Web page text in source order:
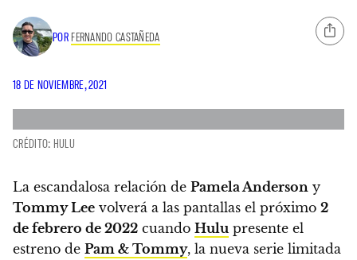
POR FERNANDO CASTAÑEDA
18 DE NOVIEMBRE, 2021
CRÉDITO: HULU
La escandalosa relación de Pamela Anderson y
Tommy Lee volverá a las pantallas el próximo 2
de febrero de 2022 cuando Hulu presente el
estreno de Pam & Tommy, la nueva serie limitada